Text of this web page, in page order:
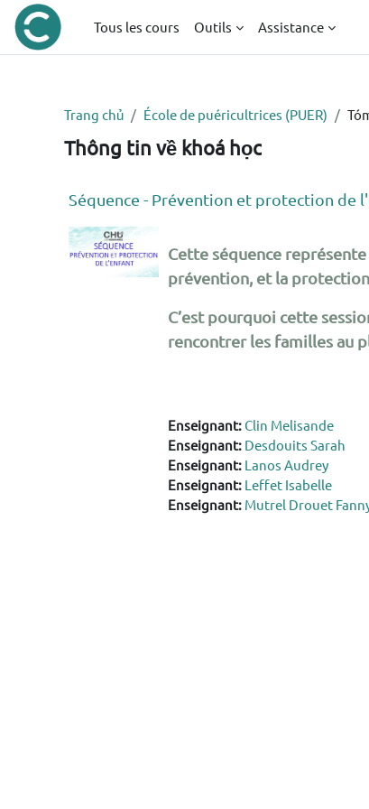
Chuyển tới nội dung chính
Tous les cours
Outils Assistance
Trang chủ École de puéricultrices (PUER)
Thông tin về khoá học
Séquence - Prévention et protection de
Cette séquence
prévention, et la
C’est pourquoi cette
rencontrer les familles au
Enseignant:Clin Melisande
Enseignant: Desdouits Sarah
Enseignant: Lanos Audrey
Enseignant: Leffet Isabelle
Enseignant: Mutrel Drouet